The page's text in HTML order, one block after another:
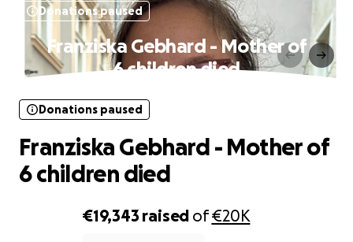
Donations paused
Franziska Gebhard - Mother of
6 children died
€19,343 raised of€20K
Donations paused
Franziska Gebhard - Mother of
6 children died